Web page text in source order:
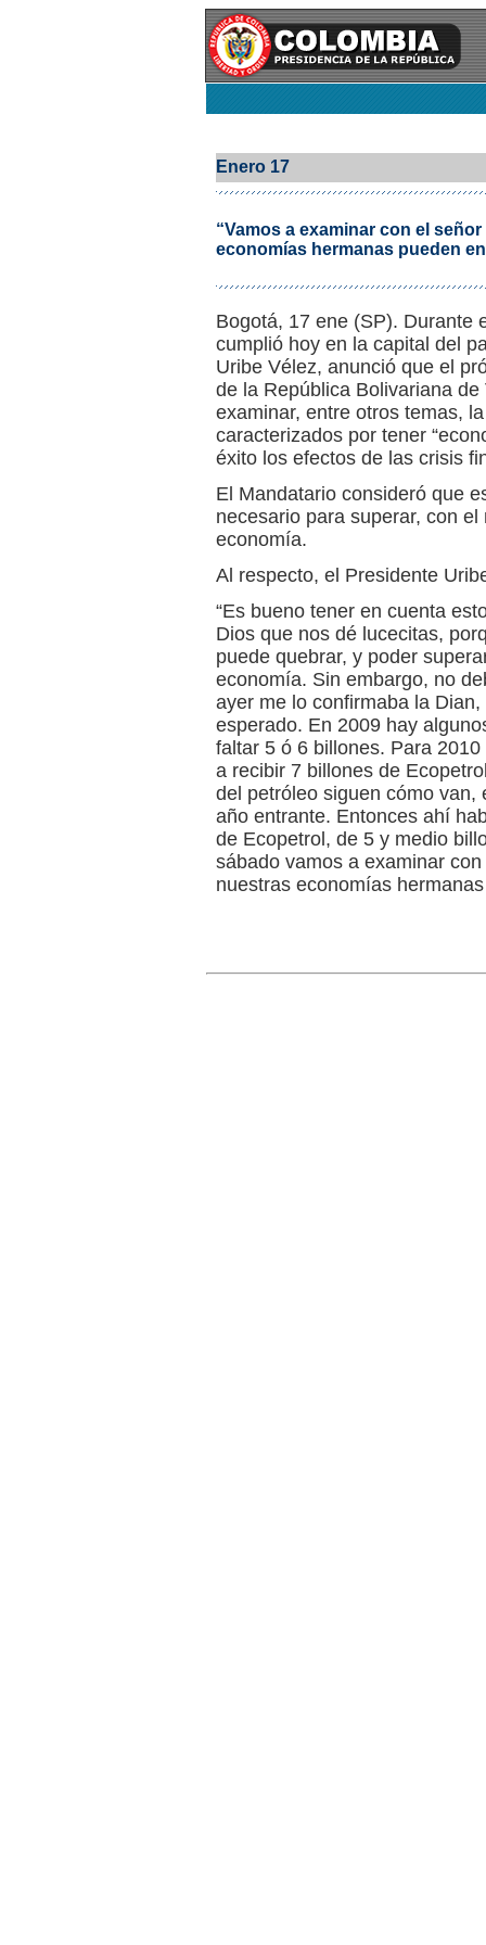
Enero 17
“Vamos a examinar con el
economías hermanas pueden
Bogotá, 17 ene (SP). Durante
cumplió hoy en la capital del
Uribe Vélez, anunció que el
de la República Bolivariana
examinar, entre otros temas,
caracterizados por tener
éxito los efectos de las crisis
El Mandatario consideró que
necesario para superar, con
economía.
Al respecto, el Presidente
“Es bueno tener en cuenta
Dios que nos dé lucecitas,
puede quebrar, y poder
economía. Sin embargo, no
ayer me lo confirmaba la
esperado. En 2009 hay
faltar 5 ó 6 billones. Para
a recibir 7 billones de
del petróleo siguen cómo van,
año entrante. Entonces ahí
de Ecopetrol, de 5 y medio
sábado vamos a examinar
nuestras economías